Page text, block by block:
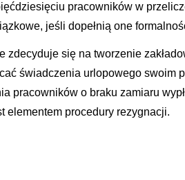
pracowników w
jeśli dopełnią one
zdecyduje się na tworzenie
świadczenia urlopowego swoim
pracowników o braku zamiaru
elementem procedury rezygnacji.